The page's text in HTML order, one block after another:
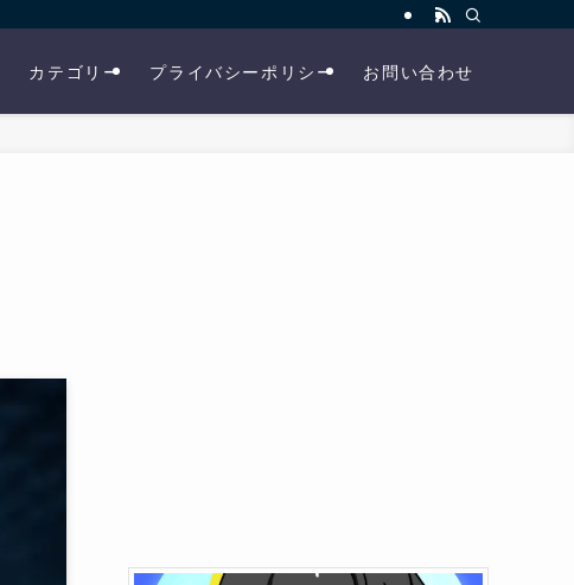
カテゴリー プライバシーポリシー お問い合わせ